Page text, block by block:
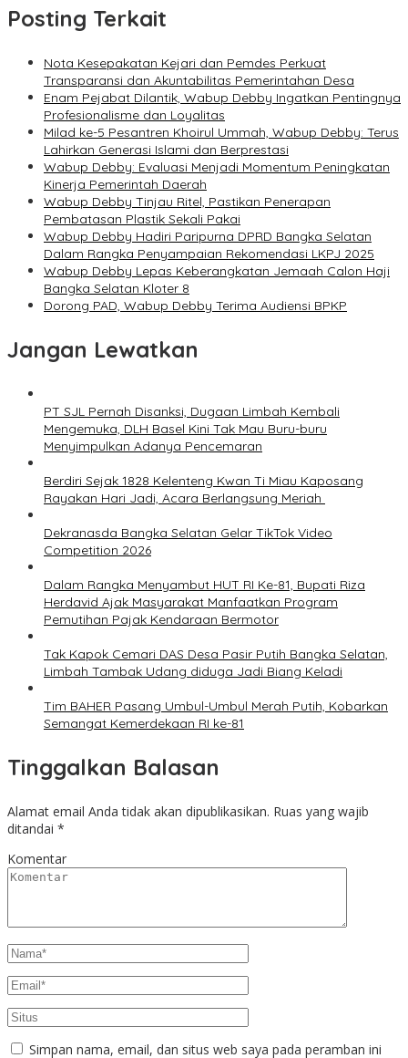
Posting Terkait
Nota Kesepakatan Kejari dan Pemdes Perkuat
Transparansi dan Akuntabilitas Pemerintahan Desa
Enam Pejabat Dilantik, Wabup Debby Ingatkan Pentingnya
Profesionalisme dan Loyalitas
Milad ke-5 Pesantren Khoirul Ummah, Wabup Debby: Terus
Lahirkan Generasi Islami dan Berprestasi
Wabup Debby: Evaluasi Menjadi Momentum Peningkatan
Kinerja Pemerintah Daerah
Wabup Debby Tinjau Ritel, Pastikan Penerapan
Pembatasan Plastik Sekali Pakai
Wabup Debby Hadiri Paripurna DPRD Bangka Selatan
Dalam Rangka Penyampaian Rekomendasi LKPJ 2025
Wabup Debby Lepas Keberangkatan Jemaah Calon Haji
Bangka Selatan Kloter 8
Dorong PAD, Wabup Debby Terima Audiensi BPKP
Jangan Lewatkan
PT SJL Pernah Disanksi, Dugaan Limbah Kembali
Mengemuka, DLH Basel Kini Tak Mau Buru-buru
Menyimpulkan Adanya Pencemaran
Berdiri Sejak 1828 Kelenteng Kwan Ti Miau Kaposang
Rayakan Hari Jadi, Acara Berlangsung Meriah
Dekranasda Bangka Selatan Gelar TikTok Video
Competition 2026
Dalam Rangka Menyambut HUT RI Ke-81, Bupati Riza
Herdavid Ajak Masyarakat Manfaatkan Program
Pemutihan Pajak Kendaraan Bermotor
Tak Kapok Cemari DAS Desa Pasir Putih Bangka Selatan,
Limbah Tambak Udang diduga Jadi Biang Keladi
Tim BAHER Pasang Umbul-Umbul Merah Putih, Kobarkan
Semangat Kemerdekaan RI ke-81
Tinggalkan Balasan
Alamat email Anda tidak akan dipublikasikan. Ruas yang wajib
ditandai *
Komentar
Simpan nama, email, dan situs web saya pada peramban ini